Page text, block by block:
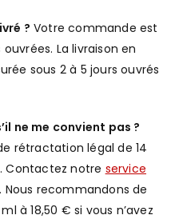
? Votre commande est
La livraison en
sous 2 à 5 jours ouvrés
ne me convient pas ?
rétractation légal de 14
Contactez notre service
recommandons de
à 18,50 € si vous n’avez